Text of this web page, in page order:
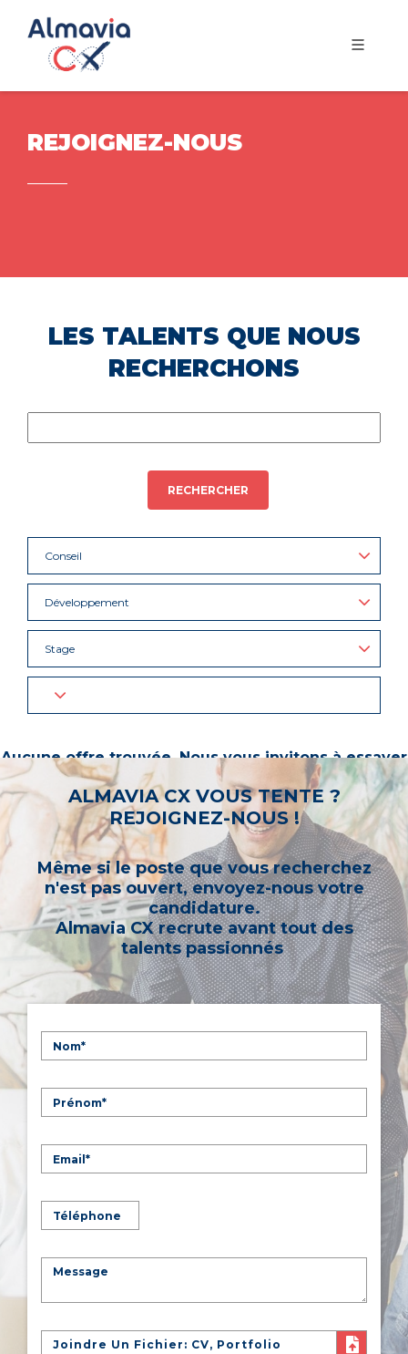
REJOIGNEZ-NOUS
LES TALENTS QUE NOUS
RECHERCHONS
RECHERCHER
Conseil
Développement
Stage
Aucune offre trouvée. Nous vous invitons à essayer
d’autres mots-clés ou à sélectionner un « métier ».
ALMAVIA CX VOUS TENTE ?
REJOIGNEZ-NOUS !
Même si le poste que vous recherchez
n'est pas ouvert, envoyez-nous votre
candidature.
Almavia CX recrute avant tout des
talents passionnés
Joindre Un Fichier: CV, Portfolio